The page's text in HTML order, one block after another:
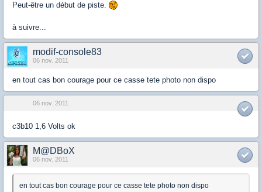
Peut-être un début de piste.
à suivre...
modif-console83
06 nov. 2011
en tout cas bon courage pour ce casse tete photo non dispo
06 nov. 2011
c3b10 1,6 Volts ok
M@DBoX
06 nov. 2011
en tout cas bon courage pour ce casse tete photo non dispo